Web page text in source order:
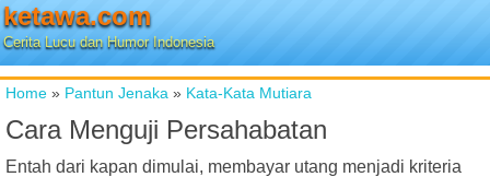
ketawa.com
Cerita Lucu dan Humor Indonesia
Home » Pantun Jenaka » Kata-Kata Mutiara
Cara Menguji Persahabatan
Entah dari kapan dimulai, membayar utang menjadi kriteria